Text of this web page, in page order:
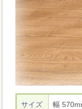
サイズ 幅